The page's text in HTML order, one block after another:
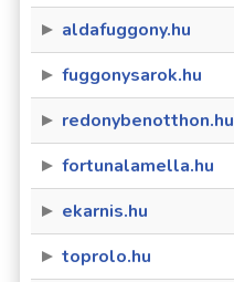
aldafuggony.hu
fuggonysarok.hu
redonybenotthon.hu
fortunalamella.hu
ekarnis.hu
toprolo.hu